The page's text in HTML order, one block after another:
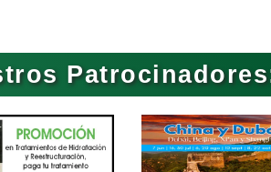
Asesores
Asociaciones